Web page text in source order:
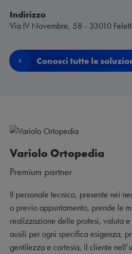
Indirizzo
Via IV Novembre, 58 - 33010
Conosci tutte le
Variolo Ortopedia
Premium partner
Il personale tecnico, presente nei
o previo appuntamento, prende le
realizzazione delle protesi, valuta
ausili per ogni specifica esigenza,
gentilezza e cortesia, il cliente